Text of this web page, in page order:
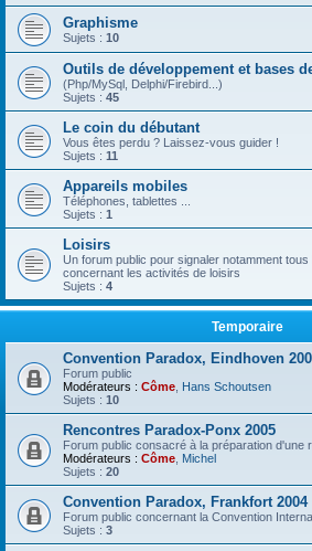
Graphisme
Sujets : 10
Outils de développement et bases
(Php/MySql, Delphi/Firebird...)
Sujets : 45
Le coin du débutant
Vous êtes perdu ? Laissez-vous guider !
Sujets : 11
Appareils mobiles
Téléphones, tablettes ...
Sujets : 1
Loisirs
Un forum public pour signaler notamment
concernant les activités de loisirs
Sujets : 4
Temporaire
Convention Paradox, Eindhoven
Forum public
Modérateurs : Côme Hans Schoutsen
Sujets : 10
Rencontres Paradox-Ponx 2005
Forum public consacré à la préparation d'une
Modérateurs : Côme Michel
Sujets : 20
Convention Paradox, Frankfort 2004
Forum public concernant la Convention
Sujets : 3